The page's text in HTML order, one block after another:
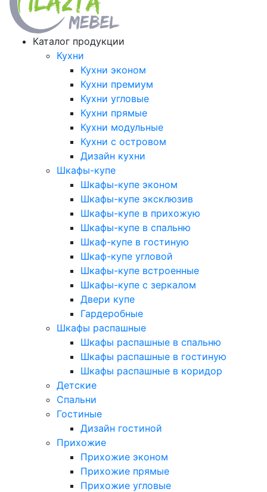
Каталог продукции
Кухни
Кухни эконом
Кухни премиум
Кухни угловые
Кухни прямые
Кухни модульные
Кухни с островом
Дизайн кухни
Шкафы-купе
Шкафы-купе эконом
Шкафы-купе эксклюзив
Шкафы-купе в прихожую
Шкафы-купе в спальню
Шкаф-купе в гостиную
Шкаф-купе угловой
Шкафы-купе встроенные
Шкафы-купе с зеркалом
Двери купе
Гардеробные
Шкафы распашные
Шкафы распашные в спальню
Шкафы распашные в гостиную
Шкафы распашные в коридор
Детские
Спальни
Гостиные
Дизайн гостиной
Прихожие
Прихожие эконом
Прихожие прямые
Прихожие угловые